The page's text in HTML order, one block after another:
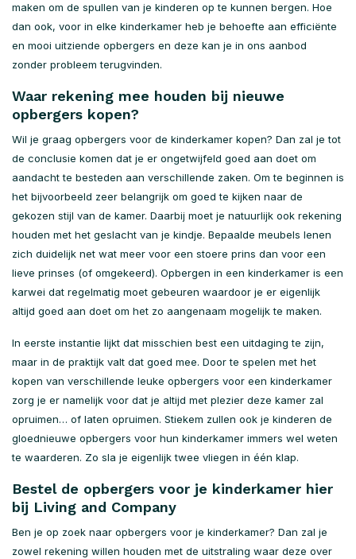
maken om de spullen van je kinderen op te kunnen bergen. Hoe
dan ook, voor in elke kinderkamer heb je behoefte aan efficiënte
en mooi uitziende opbergers en deze kan je in ons aanbod
zonder probleem terugvinden.
Waar rekening mee houden bij nieuwe
opbergers kopen?
Wil je graag opbergers voor de kinderkamer kopen? Dan zal je tot
de conclusie komen dat je er ongetwijfeld goed aan doet om
aandacht te besteden aan verschillende zaken. Om te beginnen is
het bijvoorbeeld zeer belangrijk om goed te kijken naar de
gekozen stijl van de kamer. Daarbij moet je natuurlijk ook rekening
houden met het geslacht van je kindje. Bepaalde meubels lenen
zich duidelijk net wat meer voor een stoere prins dan voor een
lieve prinses (of omgekeerd). Opbergen in een kinderkamer is een
karwei dat regelmatig moet gebeuren waardoor je er eigenlijk
altijd goed aan doet om het zo aangenaam mogelijk te maken.
In eerste instantie lijkt dat misschien best een uitdaging te zijn,
maar in de praktijk valt dat goed mee. Door te spelen met het
kopen van verschillende leuke opbergers voor een kinderkamer
zorg je er namelijk voor dat je altijd met plezier deze kamer zal
opruimen… of laten opruimen. Stiekem zullen ook je kinderen de
gloednieuwe opbergers voor hun kinderkamer immers wel weten
te waarderen. Zo sla je eigenlijk twee vliegen in één klap.
Bestel de opbergers voor je kinderkamer hier
bij Living and Company
Ben je op zoek naar opbergers voor je kinderkamer? Dan zal je
zowel rekening willen houden met de uitstraling waar deze over